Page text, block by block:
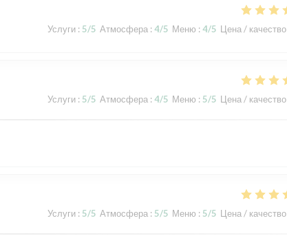
Услуги : 5/5 Атмосфера : 4/5 Меню : 4/5 Цена / качество
Услуги : 5/5 Атмосфера : 4/5 Меню : 5/5 Цена / качество
Услуги : 5/5 Атмосфера : 5/5 Меню : 5/5 Цена / качество